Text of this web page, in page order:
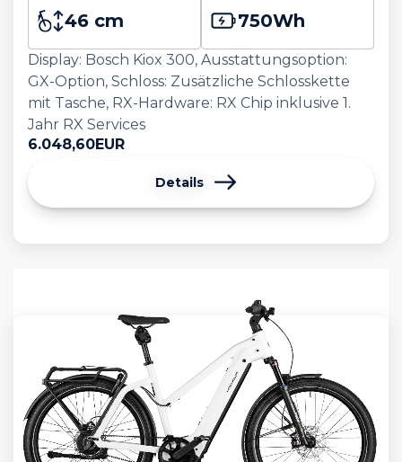
46 cm 750Wh
Display: Bosch Kiox 300, Ausstattungsoption:
GX-Option, Schloss: Zusätzliche Schlosskette
mit Tasche, RX-Hardware: RX Chip inklusive 1.
Jahr RX Services
6.048,60EUR
Details